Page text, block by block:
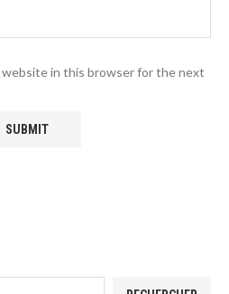
website in this browser for the next